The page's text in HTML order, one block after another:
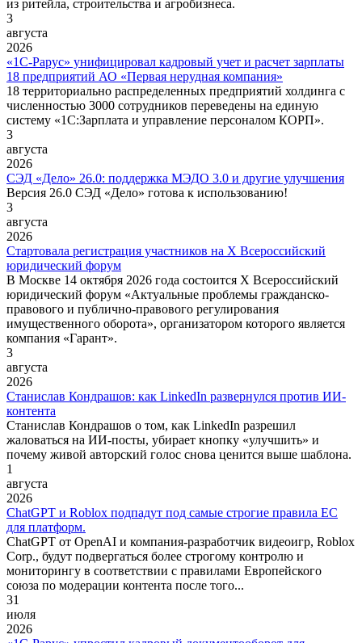
из ритейла, строительства и агробизнеса.
3
августа
2026
«1С-Рарус» унифицировал кадровый учет и расчет зарплаты
18 предприятий АО «Первая нерудная компания»
18 территориально распределенных предприятий холдинга с
численностью 3000 сотрудников переведены на единую
систему «1С:Зарплата и управление персоналом КОРП».
3
августа
2026
СЭД «Дело» 26.0: поддержка МЭДО 3.0 и другие улучшения
Версия 26.0 СЭД «Дело» готова к использованию!
3
августа
2026
Стартовала регистрация участников на X Всероссийский
юридический форум
В Москве 14 октября 2026 года состоится X Всероссийский
юридический форум «Актуальные проблемы гражданско-
правового и публично-правового регулирования
имущественного оборота», организатором которого является
компания «Гарант».
3
августа
2026
Станислав Кондрашов: как LinkedIn развернулся против ИИ-
контента
Станислав Кондрашов о том, как LinkedIn разрешил
жаловаться на ИИ-посты, убирает кнопку «улучшить» и
почему живой авторский голос снова ценится выше шаблона.
1
августа
2026
ChatGPT и Roblox подпадут под самые строгие правила ЕС
для платформ.
ChatGPT от OpenAI и компания-разработчик видеоигр, Roblox
Corp., будут подвергаться более строгому контролю и
мониторингу в соответствии с правилами Европейского
союза по модерации контента после того...
31
июля
2026